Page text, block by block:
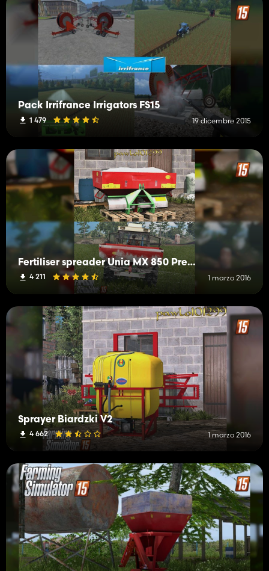
Pack Irrifrance Irrigators FS15
1 479 19 dicembre 2015
Fertiliser spreader Unia MX 850 Premium
4 211 1 marzo 2016
Sprayer Biardzki V2
4 662 1 marzo 2016